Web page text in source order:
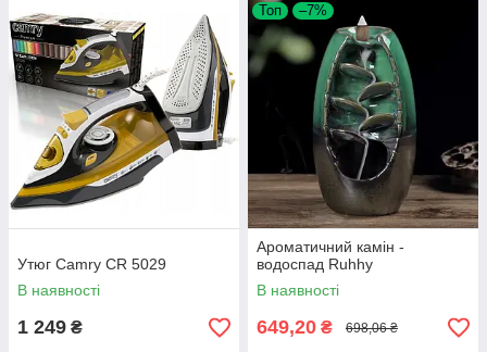
Утюг Camry CR 5029
В наявності
1 249 ₴
Топ –7%
Ароматичний камін -
водоспад Ruhhy
В наявності
649,20 ₴ 698,06 ₴